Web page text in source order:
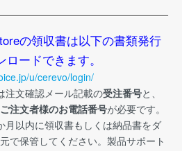
の領収書は以下の書類発行
ードできます。
u/cerevo/login/
文確認メール記載の受注番号と、
ご注文者様のお電話番号が必要です。
月以内に領収書もしくは納品書をダ
で保管してください。製品サポート